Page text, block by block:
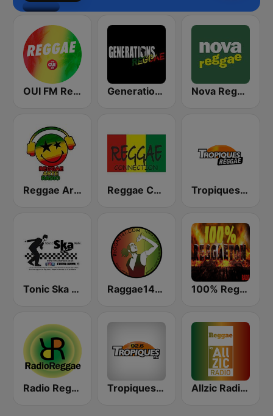
OUI FM Reggae Generations Reggae Nova Reggae
Reggae Arte Reggae Connection Tropiques Reggae
Tonic Ska Radio Raggae141.com 100% Reggaeton Radio
Radio Reggae Tropiques Bob Marley Allzic Radio REGGAE